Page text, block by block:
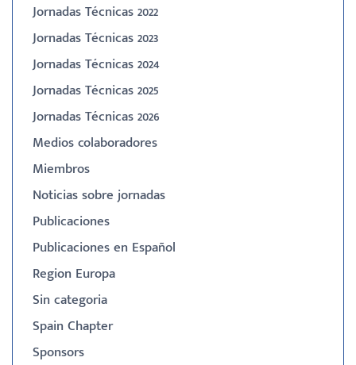
Jornadas Técnicas 2022
Jornadas Técnicas 2023
Jornadas Técnicas 2024
Jornadas Técnicas 2025
Jornadas Técnicas 2026
Medios colaboradores
Miembros
Noticias sobre jornadas
Publicaciones
Publicaciones en Español
Region Europa
Sin categoria
Spain Chapter
Sponsors